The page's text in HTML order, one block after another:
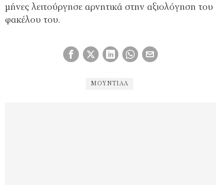
μήνες λειτούργησε αρνητικά στην αξιολόγηση του
φακέλου του.
ΜΟΥΝΤΙΆΛ